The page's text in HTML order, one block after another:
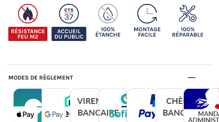
MODES DE RÈGLEMENT